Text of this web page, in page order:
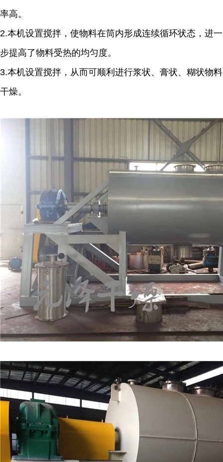
率高。
2.本机设置搅拌，使物料在筒内形成连续循环状态，进一
步提高了物料受热的均匀度。
3.本机设置搅拌，从而可顺利进行浆状、膏状、糊状物料
干燥。